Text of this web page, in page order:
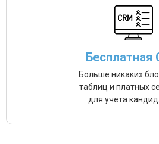
Бесплатная
Больше никаких
таблиц и платных
для учета